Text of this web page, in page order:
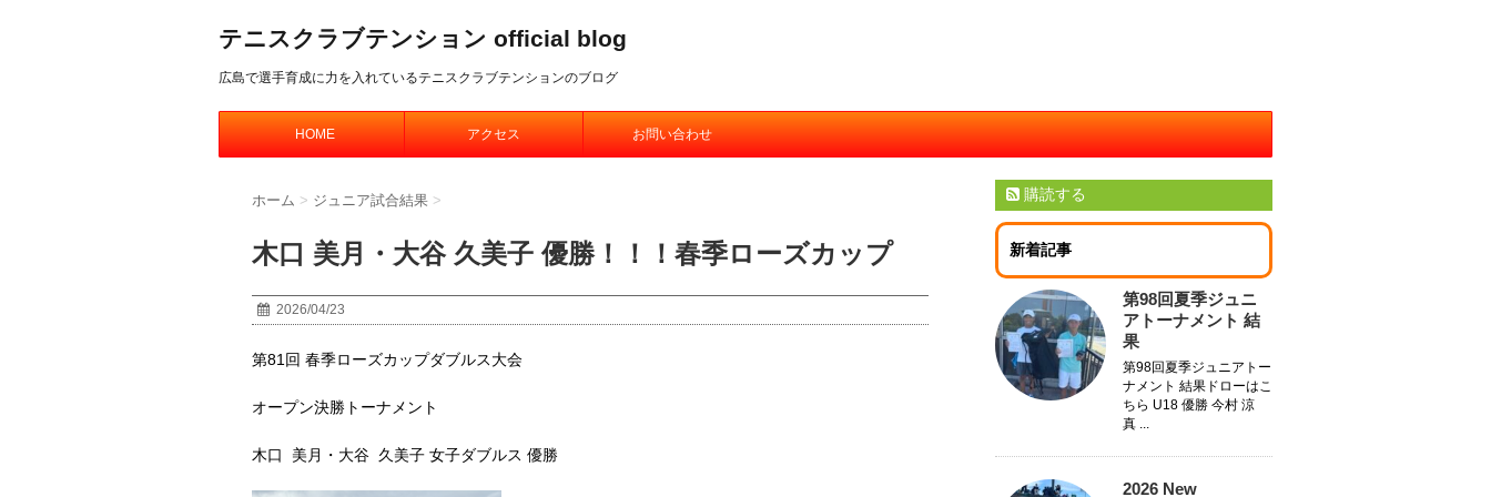
テニスクラブテンション official blog
広島で選手育成に力を入れているテニスクラブテンションのブログ
HOME アクセス お問い合わせ
ホーム > ジュニア試合結果 >
木口 美月・大谷 久美子 優勝！！！春季ローズカップ
2026/04/23
第81回 春季ローズカップダブルス大会
オープン決勝トーナメント
木口 美月・大谷 久美子 女子ダブルス 優勝
購読する
新着記事
第98回夏季ジュニ
アトーナメント 結
果
第98回夏季ジュニアトー
ナメント 結果ドローはこ
ちら U18 優勝 今村 涼
真 ...
2026 New